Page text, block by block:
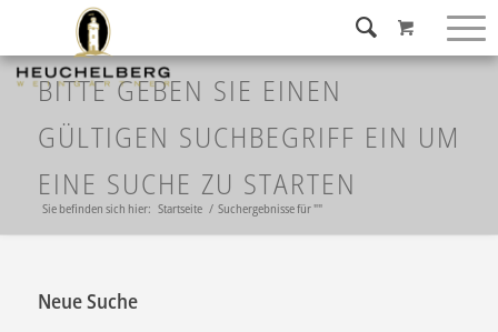
BITTE GEBEN SIE EINEN
GÜLTIGEN SUCHBEGRIFF EIN UM
EINE SUCHE ZU STARTEN
Sie befinden sich hier: Startseite / Suchergebnisse für ""
Neue Suche